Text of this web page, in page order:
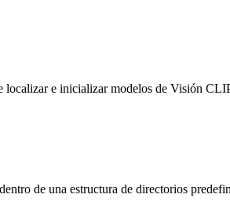
e inicializar modelos de Visión
de una estructura de directorios